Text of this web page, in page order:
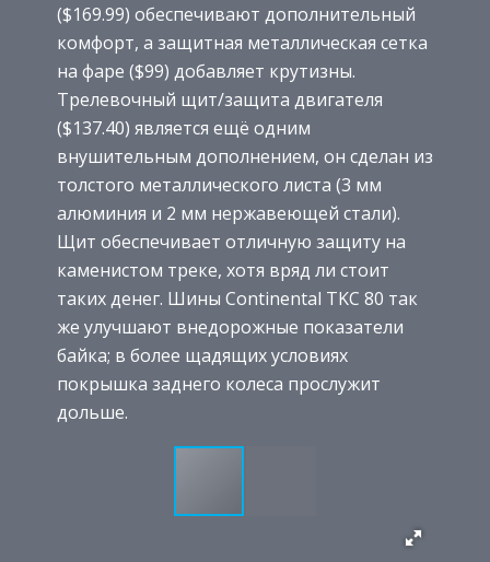
($169.99) обеспечивают дополнительный
комфорт, а защитная металлическая сетка
на фаре ($99) добавляет крутизны.
Трелевочный щит/защита двигателя
($137.40) является ещё одним
внушительным дополнением, он сделан из
толстого металлического листа (3 мм
алюминия и 2 мм нержавеющей стали).
Щит обеспечивает отличную защиту на
каменистом треке, хотя вряд ли стоит
таких денег. Шины Continental TKC 80 так
же улучшают внедорожные показатели
байка; в более щадящих условиях
покрышка заднего колеса прослужит
дольше.